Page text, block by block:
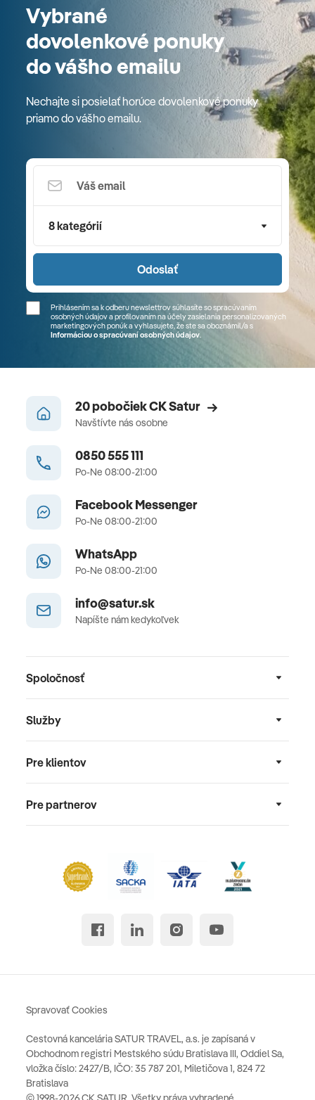
Vybrané
dovolenkové ponuky
do vášho emailu
Nechajte si posielať horúce dovolenkové ponuky
priamo do vášho emailu.
8 kategórií
Odoslať
Prihlásením sa k odberu newslettrov súhlasíte so spracúvaním
osobných údajov a profilovaním na účely zasielania personalizovaných
marketingových ponúk a vyhlasujete, že ste sa oboznámil/a s
Informáciou o spracúvaní osobných údajov.
20 pobočiek CK Satur
Navštívte nás osobne
0850 555 111
Po-Ne 08:00-21:00
Facebook Messenger
Po-Ne 08:00-21:00
WhatsApp
Po-Ne 08:00-21:00
info@satur.sk
Napíšte nám kedykoľvek
Spoločnosť
Služby
Pre klientov
Pre partnerov
Cestovná kancelária SATUR TRAVEL, a.s. je zapísaná v
Obchodnom registri Mestského súdu Bratislava III, Oddiel Sa,
vložka číslo: 2427/B, IČO: 35 787 201, Miletičova 1, 824 72
Bratislava
Spravovať Cookies